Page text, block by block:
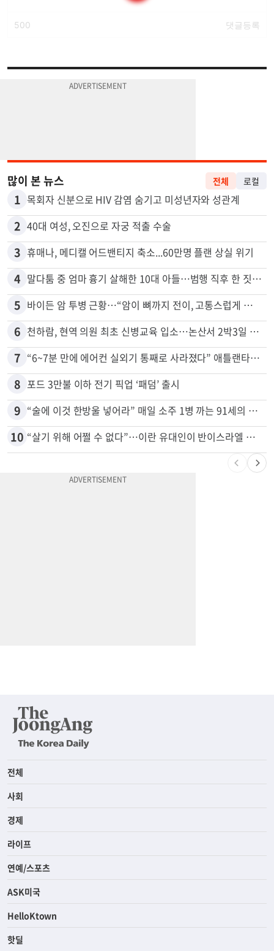
1 목회자 신분으로 HIV 감염 숨기고 미성년자와 성관계
2 40대 여성, 오진으로 자궁 적출 수술
3 휴매나, 메디캘 어드밴티지 축소...60만명 플랜 상실 위기
4 말다툼 중 엄마 흉기 살해한 10대 아들…범행 직후 한 짓 충격
5 바이든 암 투병 근황…“암이 뼈까지 전이, 고통스럽게 투병 중”
6 천하람, 현역 의원 최초 신병교육 입소…논산서 2박3일 생활
7
8 포드 3만불 이하 전기 픽업 ‘패덤’ 출시
9 “술에 이것 한방울 넣어라” 매일 소주 1병 까는 91세의 철칙
“살기 위해 어쩔 수 없다”…이란 유대인이 반이스라엘 외치는 까닭
전체
사회
경제
라이프
연예/스포츠
ASK미국
HelloKtown